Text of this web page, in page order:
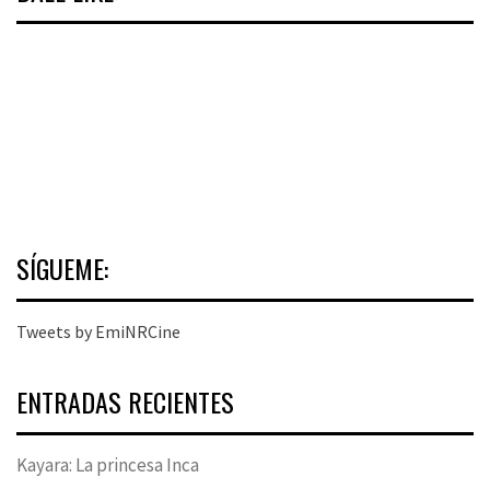
SÍGUEME:
Tweets by EmiNRCine
ENTRADAS RECIENTES
Kayara: La princesa Inca